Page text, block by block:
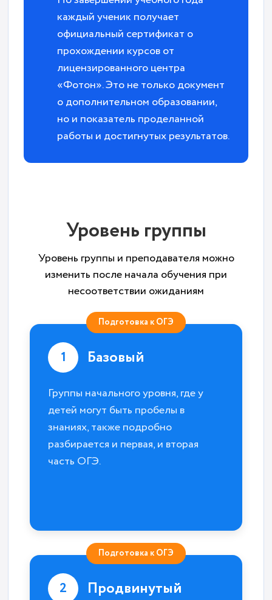
каждый ученик получает
официальный сертификат о
прохождении курсов от
лицензированного центра
«Фотон». Это не только документ
о дополнительном образовании,
но и показатель проделанной
работы и достигнутых результатов.
Уровень группы
Уровень группы и преподавателя можно
изменить после начала обучения при
несоответствии ожиданиям
Подготовка к ОГЭ
1 Базовый
Группы начального уровня, где у
детей могут быть пробелы в
знаниях, также подробно
разбирается и первая, и вторая
часть ОГЭ.
Подготовка к ОГЭ
2 Продвинутый